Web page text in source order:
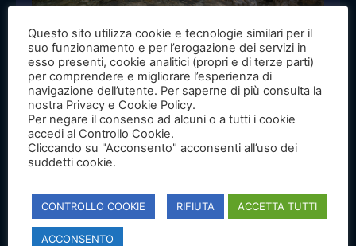
NEWS
Certificazione Acquacoltura Sostenibile:
prepararsi oggi per cogliere le
opportunità di domani
API avvia un percorso di accompagnamento alla
certificazione Acquacoltura Sostenibile, mettendo a
disposizione delle imprese una check list di
disciplinare e prepararsi al percorso di certificazione.
Questo sito utilizza cookie e tecnologie similari per il
suo funzionamento e per l’erogazione dei servizi in
esso presenti, cookie analitici (propri e di terze parti)
per comprendere e migliorare l’esperienza di
navigazione dell’utente. Per saperne di più consulta la
nostra Privacy e Cookie Policy.
Per negare il consenso ad alcuni o a tutti i cookie
accedi al Controllo Cookie.
Cliccando su "Acconsento" acconsenti all’uso dei
suddetti cookie.
CONTROLLO COOKIE RIFIUTA ACCETTA TUTTI
ACCONSENTO